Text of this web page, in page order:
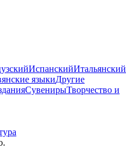
ИспанскийИтальянский
языкиДругие
СувенирыТворчество и